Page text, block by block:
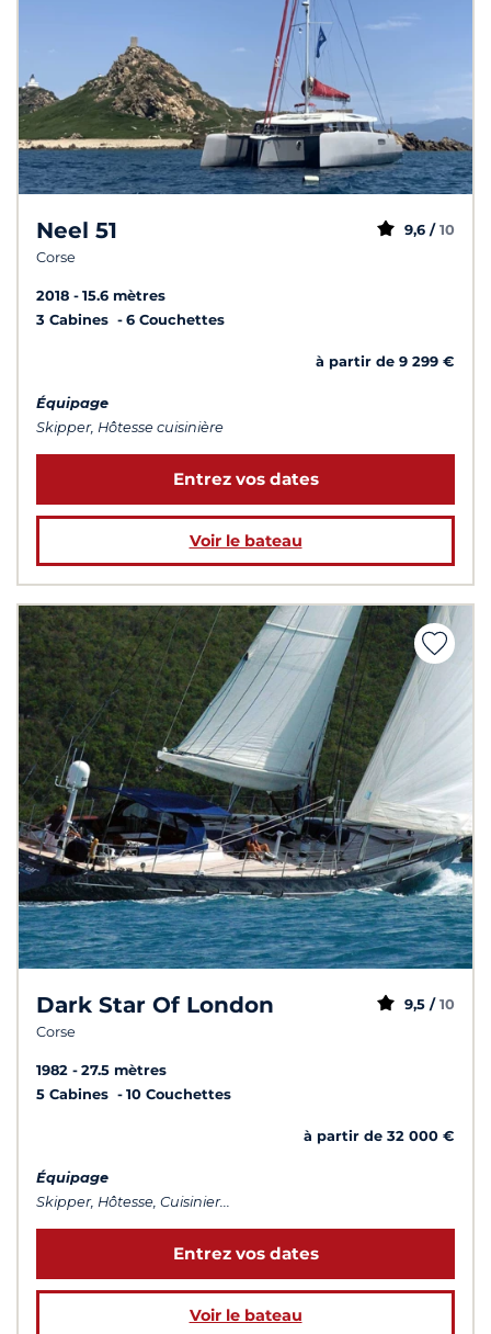
Neel 51
Corse
9,6 / 10
2018
15.6 mètres
3 Cabines
6 Couchettes
à partir de 9 299 €
Équipage
Skipper, Hôtesse cuisinière
Entrez vos dates
Voir le bateau
Dark Star Of London
Corse
9,5 / 10
1982
27.5 mètres
5 Cabines
10 Couchettes
à partir de 32 000 €
Équipage
Skipper, Hôtesse, Cuisinier...
Entrez vos dates
Voir le bateau